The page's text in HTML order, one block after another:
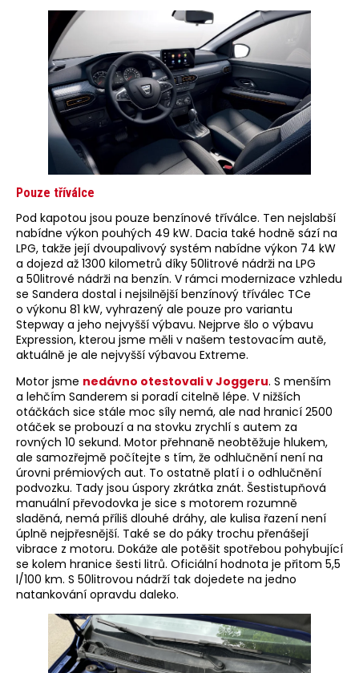
Pouze tříválce
Pod kapotou jsou pouze benzínové tříválce. Ten nejslabší
nabídne výkon pouhých 49 kW. Dacia také hodně sází na
LPG, takže její dvoupalivový systém nabídne výkon 74 kW
a dojezd až 1300 kilometrů díky 50litrové nádrži na LPG
a 50litrové nádrži na benzín. V rámci modernizace vzhledu
se Sandera dostal i nejsilnější benzínový tříválec TCe
o výkonu 81 kW, vyhrazený ale pouze pro variantu
Stepway a jeho nejvyšší výbavu. Nejprve šlo o výbavu
Expression, kterou jsme měli v našem testovacím autě,
aktuálně je ale nejvyšší výbavou Extreme.
Motor jsme nedávno otestovali v Joggeru. S menším
a lehčím Sanderem si poradí citelně lépe. V nižších
otáčkách sice stále moc síly nemá, ale nad hranicí 2500
otáček se probouzí a na stovku zrychlí s autem za
rovných 10 sekund. Motor přehnaně neobtěžuje hlukem,
ale samozřejmě počítejte s tím, že odhlučnění není na
úrovni prémiových aut. To ostatně platí i o odhlučnění
podvozku. Tady jsou úspory zkrátka znát. Šestistupňová
manuální převodovka je sice s motorem rozumně
sladěná, nemá příliš dlouhé dráhy, ale kulisa řazení není
úplně nejpřesnější. Také se do páky trochu přenášejí
vibrace z motoru. Dokáže ale potěšit spotřebou pohybující
se kolem hranice šesti litrů. Oficiální hodnota je přitom 5,5
l/100 km. S 50litrovou nádrží tak dojedete na jedno
natankování opravdu daleko.